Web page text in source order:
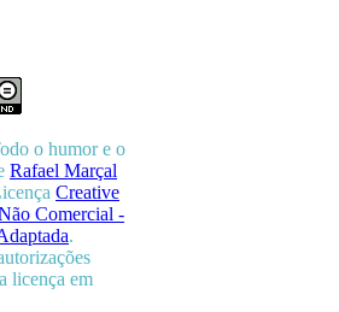
o humor e o
Rafael Marçal
Creative
Comercial -
.
licença em